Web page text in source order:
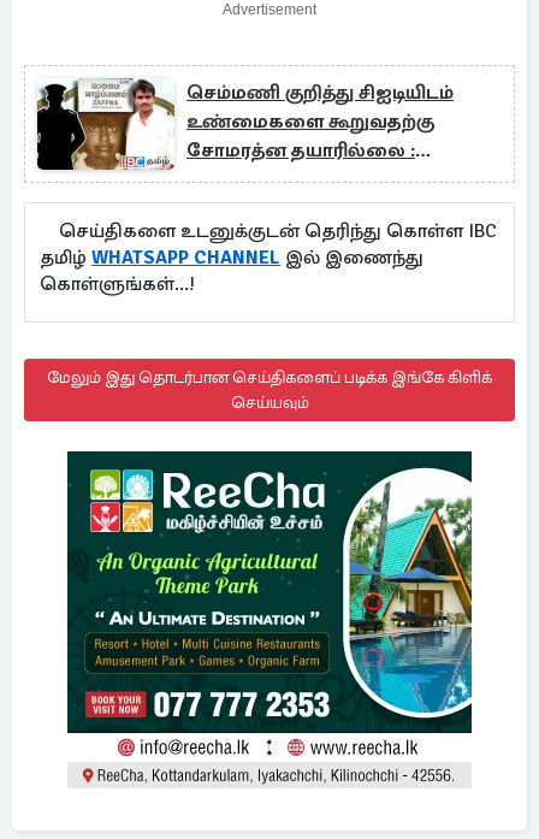
Advertisement
செம்மணி குறித்து சிஐடியிடம்
உண்மைகளை கூறுவதற்கு
சோமரத்ன தயாரில்லை :
வெளியான தகவல்
செய்திகளை உடனுக்குடன் தெரிந்து கொள்ள IBC
தமிழ் WHATSAPP CHANNEL இல் இணைந்து
கொள்ளுங்கள்...!
மேலும் இது தொடர்பான செய்திகளைப் படிக்க இங்கே கிளிக்
செய்யவும்